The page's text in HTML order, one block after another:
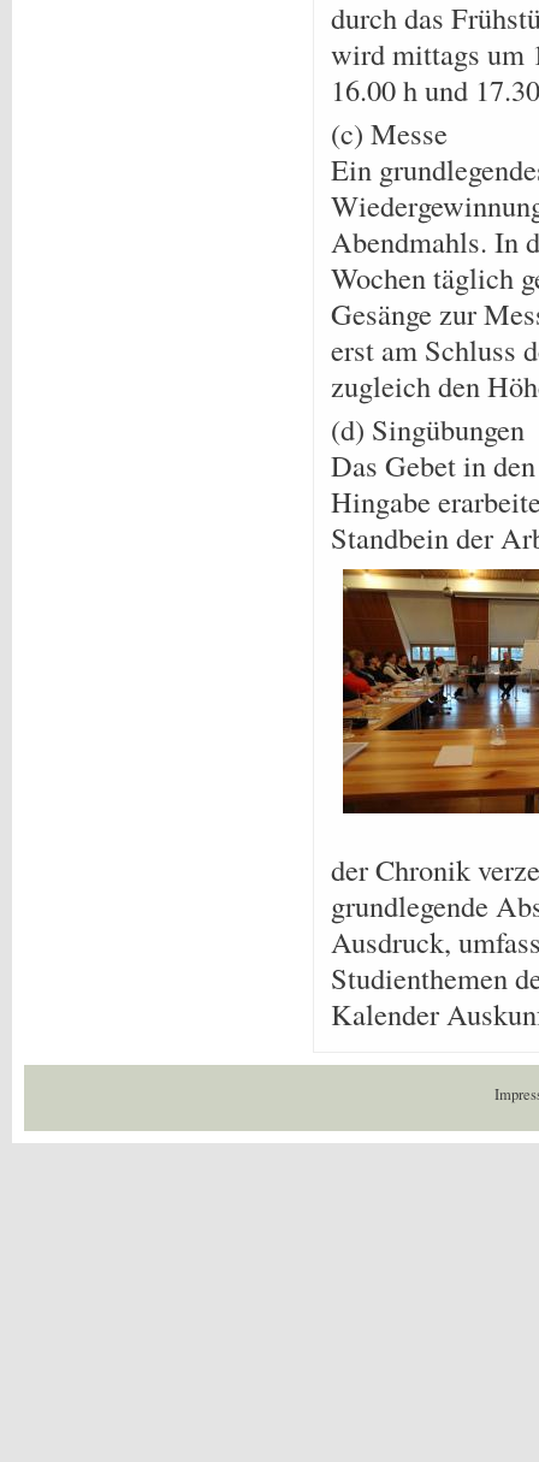
durch das
wird mittags um
16.00 h und
(c) Messe
Ein
Abendmahls. In
Wochen täglich
Gesänge zur
erst am Schluss
zugleich den
(d) Singübungen
Das Gebet in
Hingabe
Standbein der
der Chronik
grundlegende
Ausdruck,
Studienthemen
Kalender